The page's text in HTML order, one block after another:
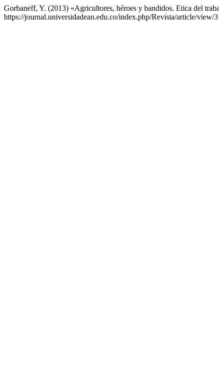
Gorbaneff, Y. (2013) «Agricultores, héroes y bandidos. Etica del
https://journal.universidadean.edu.co/index.php/Revista/article/view/